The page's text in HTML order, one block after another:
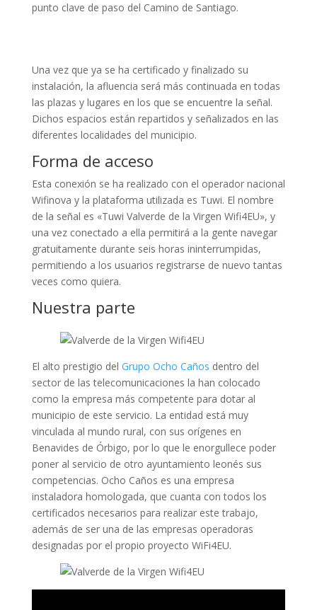
punto clave de paso del Camino de Santiago.
Una vez que ya se ha certificado y finalizado su
instalación, la afluencia será más continuada en todas
las plazas y lugares en los que se encuentre la señal.
Dichos espacios están repartidos y señalizados en las
diferentes localidades del municipio.
Forma de acceso
Esta conexión se ha realizado con el operador nacional
Wifinova y la plataforma utilizada es Tuwi. El nombre
de la señal es «Tuwi Valverde de la Virgen Wifi4EU», y
una vez conectado a ella permitirá a la gente navegar
gratuitamente durante seis horas ininterrumpidas,
permitiendo a los usuarios registrarse de nuevo tantas
veces como quiera.
Nuestra parte
El alto prestigio del Grupo Ocho Caños dentro del
sector de las telecomunicaciones la han colocado
como la empresa más competente para dotar al
municipio de este servicio. La entidad está muy
vinculada al mundo rural, con sus orígenes en
Benavides de Órbigo, por lo que le enorgullece poder
poner al servicio de otro ayuntamiento leonés sus
competencias. Ocho Caños es una empresa
instaladora homologada, que cuanta con todos los
certificados necesarios para realizar este trabajo,
además de ser una de las empresas operadoras
designadas por el propio proyecto WiFi4EU.